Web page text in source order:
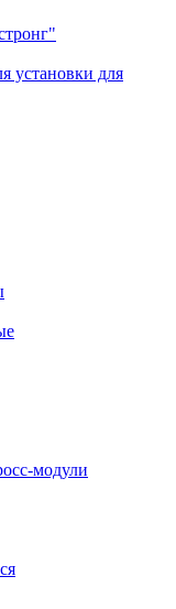
установки для
модули